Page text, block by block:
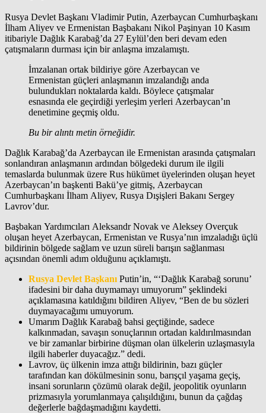
Rusya Devlet Başkanı Vladimir Putin, Azerbaycan Cumhurbaşkanı
İlham Aliyev ve Ermenistan Başbakanı Nikol Paşinyan 10 Kasım
itibariyle Dağlık Karabağ’da 27 Eylül’den beri devam eden
çatışmaların durması için bir anlaşma imzalamıştı.
İmzalanan ortak bildiriye göre Azerbaycan ve
Ermenistan güçleri anlaşmanın imzalandığı anda
bulundukları noktalarda kaldı. Böylece çatışmalar
esnasında ele geçirdiği yerleşim yerleri Azerbaycan’ın
denetimine geçmiş oldu.
Bu bir alıntı metin örneğidir.
Dağlık Karabağ’da Azerbaycan ile Ermenistan arasında çatışmaları
sonlandıran anlaşmanın ardından bölgedeki durum ile ilgili
temaslarda bulunmak üzere Rus hükümet üyelerinden oluşan heyet
Azerbaycan’ın başkenti Bakü’ye gitmiş, Azerbaycan
Cumhurbaşkanı İlham Aliyev, Rusya Dışişleri Bakanı Sergey
Lavrov’dur.
Başbakan Yardımcıları Aleksandr Novak ve Aleksey Overçuk
oluşan heyet Azerbaycan, Ermenistan ve Rusya’nın imzaladığı üçlü
bildirinin bölgede sağlam ve uzun süreli barışın sağlanması
açısından önemli adım olduğunu açıklamıştı.
Rusya Devlet Başkanı Putin’in, “‘Dağlık Karabağ sorunu’
ifadesini bir daha duymamayı umuyorum” şeklindeki
açıklamasına katıldığını bildiren Aliyev, “Ben de bu sözleri
duymayacağımı umuyorum.
Umarım Dağlık Karabağ bahsi geçtiğinde, sadece
kalkınmadan, savaşın sonuçlarının ortadan kaldırılmasından
ve bir zamanlar birbirine düşman olan ülkelerin uzlaşmasıyla
ilgili haberler duyacağız.” dedi.
Lavrov, üç ülkenin imza attığı bildirinin, bazı güçler
tarafından kan dökülmesinin sonu, barışçıl yaşama geçiş,
insani sorunların çözümü olarak değil, jeopolitik oyunların
prizmasıyla yorumlanmaya çalışıldığını, bunun da çağdaş
değerlerle bağdaşmadığını kaydetti.